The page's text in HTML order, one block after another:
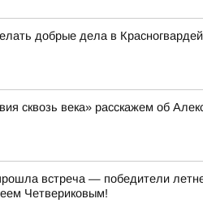
добрые дела в
сквозь века» расскажем об
встреча — победители
Четвериковым!